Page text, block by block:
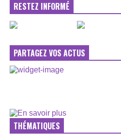
RESTEZ INFORMÉ
PARTAGEZ VOS ACTUS
THÉMATIQUES